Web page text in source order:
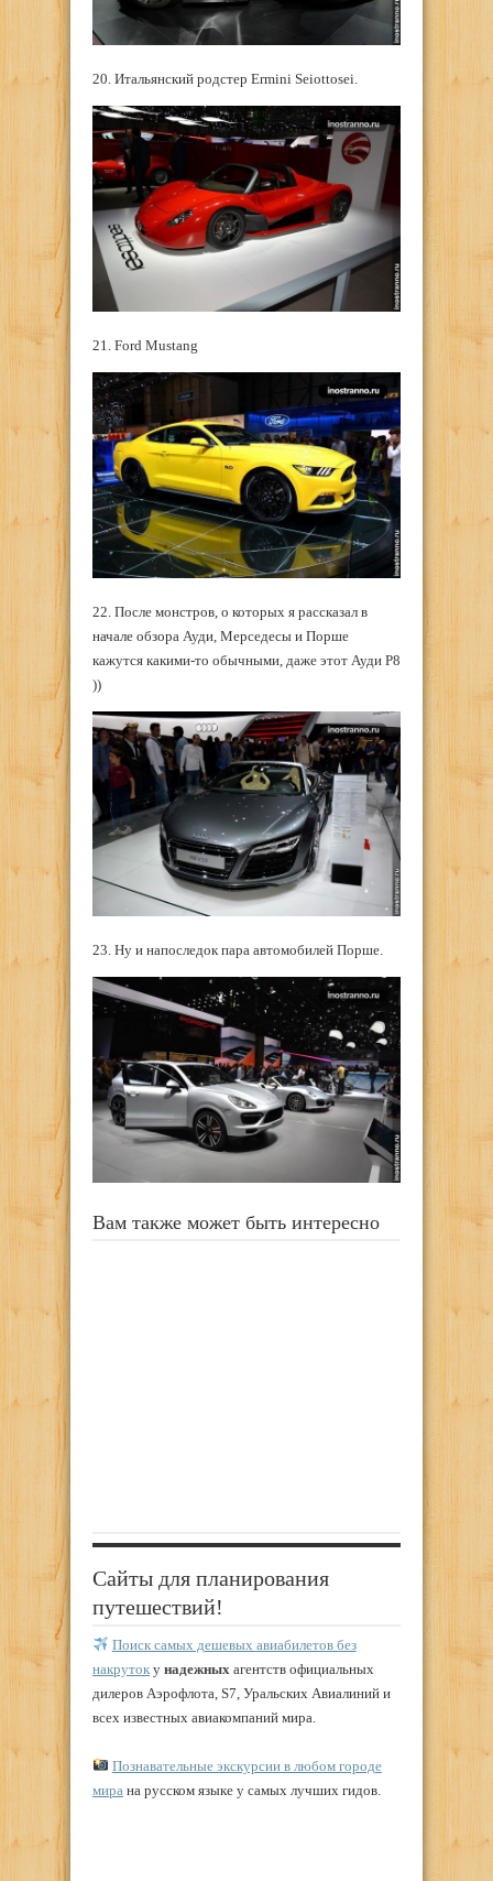
20. Итальянский родстер Ermini Seiottosei.
21. Ford Mustang
22. После монстров, о которых я рассказал в
начале обзора Ауди, Мерседесы и Порше
кажутся какими-то обычными, даже этот Ауди Р8
))
23. Ну и напоследок пара автомобилей Порше.
Вам также может быть интересно
Сайты для планирования
путешествий!
Поиск самых дешевых авиабилетов без
накруток у надежных агентств официальных
дилеров Аэрофлота, S7, Уральских Авиалиний и
всех известных авиакомпаний мира.
Познавательные экскурсии в любом городе
мира на русском языке у самых лучших гидов.